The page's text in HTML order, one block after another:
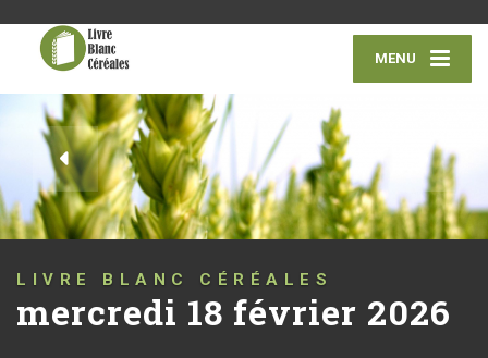
MENU
LIVRE BLANC CÉRÉALES
mercredi 18 février 2026